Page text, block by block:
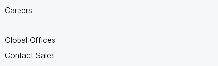
Careers
Global Offices
Contact Sales